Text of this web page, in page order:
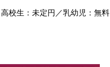
校生：未定円／乳幼児：無料